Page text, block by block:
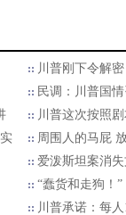
川普刚下令解
民调：川普国
川普这次按照
周围人的马屁
爱泼斯坦案消
“蠢货和走狗！
川普承诺：每